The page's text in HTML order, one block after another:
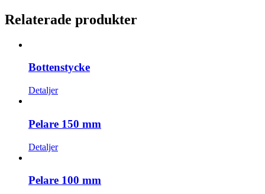
Relaterade produkter
Bottenstycke
Detaljer
Pelare 150 mm
Detaljer
Pelare 100 mm